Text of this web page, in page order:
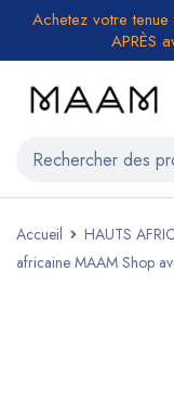
Achetez votre
APRÈS
Accueil HAUTS
africaine MAAM Shop